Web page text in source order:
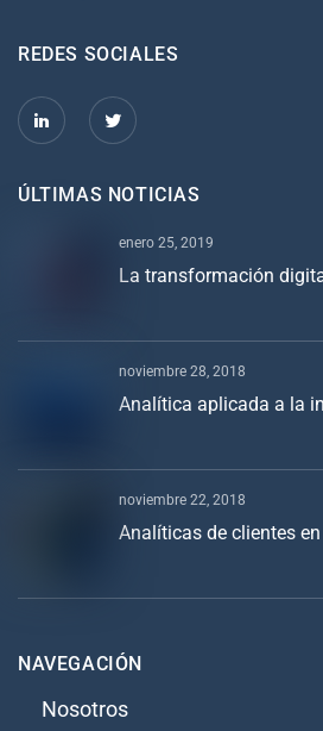
REDES SOCIALES
ÚLTIMAS NOTICIAS
enero 25, 2019
La transformación
noviembre 28, 2018
Analítica aplicada a la
noviembre 22, 2018
Analíticas de clientes
NAVEGACIÓN
Nosotros